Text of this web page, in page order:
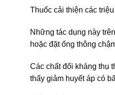
Thuốc cải thiện các
Những tác dụng này
hoặc đặt ống thông
Các chất đối kháng thụ
thấy giảm huyết áp có